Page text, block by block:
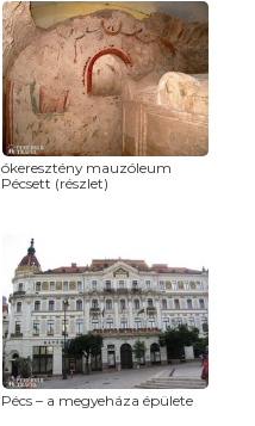
ókeresztény mauzóleum
Pécsett (részlet)
Pécs – a megyeháza épülete